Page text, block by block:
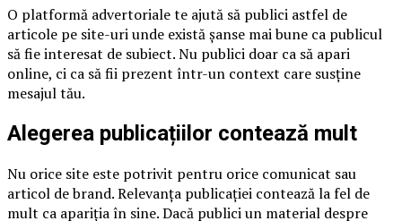
O platformă advertoriale te ajută să publici astfel de
articole pe site-uri unde există șanse mai bune ca publicul
să fie interesat de subiect. Nu publici doar ca să apari
online, ci ca să fii prezent într-un context care susține
mesajul tău.
Alegerea publicațiilor contează mult
Nu orice site este potrivit pentru orice comunicat sau
articol de brand. Relevanța publicației contează la fel de
mult ca apariția în sine. Dacă publici un material despre